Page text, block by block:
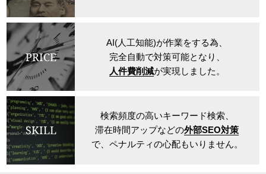
PRICE
AI(人工知能)が作業をする為、
完全自動で対策可能となり、
人件費削減が実現しました。
SKILL
検索頻度の高いキーワード検索、
滞在時間アップなどの外部SEO対策
で、ペナルティの心配もいりません。